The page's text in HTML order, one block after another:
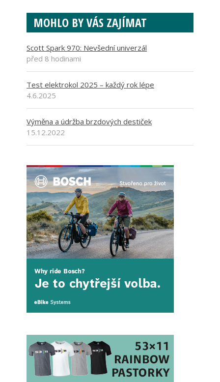
MOHLO BY VÁS ZAJÍMAT
Scott Spark 970: Nevšední univerzál
před 8 hodinami
Test elektrokol 2025 – každý rok lépe
4.6.2025
Výměna a údržba brzdových destiček
15.12.2022